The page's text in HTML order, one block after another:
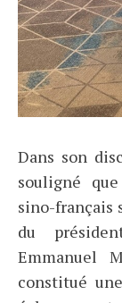
Dans son
souligné
sino-français
du
Emmanuel
constitué